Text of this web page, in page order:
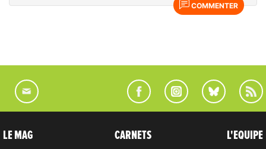
COMMENTER
LE MAG CARNETS L'EQUIPE